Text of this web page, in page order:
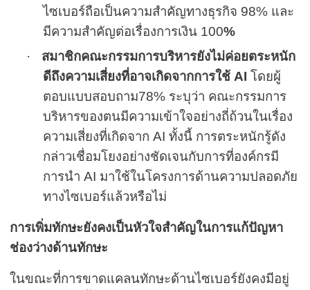
ไซเบอร์ถือเป็นความสำคัญทางธุรกิจ 98% และ
มีความสำคัญต่อเรื่องการเงิน 100%
·
สมาชิกคณะกรรมการบริหารยังไม่ค่อยตระหนัก
ดีถึงความเสี่ยงที่อาจเกิดจากการใช้ AIโดยผู้
ตอบแบบสอบถาม78% ระบุว่า คณะกรรมการ
บริหารของตนมีความเข้าใจอย่างถี่ถ้วนในเรื่อง
ความเสี่ยงที่เกิดจากAIทั้งนี้ การตระหนักรู้ดัง
กล่าวเชื่อมโยงอย่างชัดเจนกับการที่องค์กรมี
การนำAI มาใช้ในโครงการด้านความปลอดภัย
ทางไซเบอร์แล้วหรือไม่
การเพิ่มทักษะยังคงเป็นหัวใจสำคัญในการแก้ปัญหา
ช่องว่างด้านทักษะ
ในขณะที่การขาดแคลนทักษะด้านไซเบอร์ยังคงมีอยู่